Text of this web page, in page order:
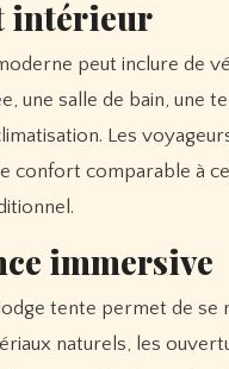
intérieur
peut inclure de
une salle de bain, une
Les
confort comparable à
immersive
tente permet de se
naturels, les